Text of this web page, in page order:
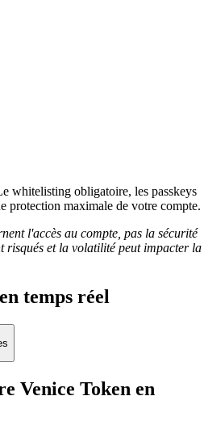
whitelisting obligatoire, les passkeys
protection maximale de votre compte.
l'accès au compte, pas la sécurité
risqués et la volatilité peut impacter la
temps réel
Venice Token en